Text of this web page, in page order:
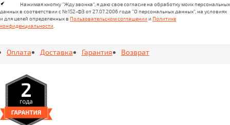
Нажимая кнопку "Жду звонка", я даю свое согласие на обработку моих персональных
данных в соответствии с №152-ФЗ от 27.07.2006 года "О персональных данных", на условиях
и для целей определенных в Пользовательском соглашении и Политике
конфиденциальности
Оплата Доставка Гарантия Возврат